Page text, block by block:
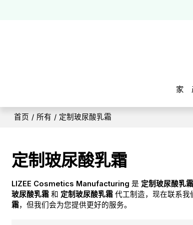
家
首页 / 所有 / 定制玻尿酸乳霜
定制玻尿酸乳霜
LIZEE Cosmetics Manufacturing 是 定制玻尿酸乳霜
玻尿酸乳霜 和 定制玻尿酸乳霜 代工制造，现在联系我
霜，但我们会为您提供更好的服务。